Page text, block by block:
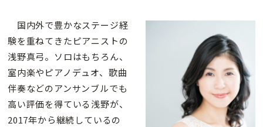
国内外で豊かなステージ経
験を重ねてきたピアニストの
浅野真弓。ソロはもちろん、
室内楽やピアノデュオ、歌曲
伴奏などのアンサンブルでも
高い評価を得ている浅野が、
2017年から継続しているの